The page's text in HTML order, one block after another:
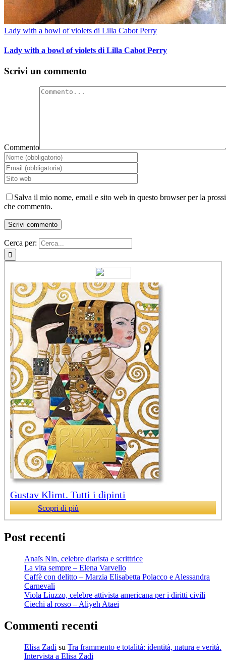
Lady with a bowl of violets di Lilla Cabot Perry
Lady with a bowl of violets di Lilla Cabot Perry
Scrivi un commento
Commento
Salva il mio nome, email e sito web in questo browser per la
che commento.
Cerca per:
Gustav Klimt. Tutti i dipinti
Scopri di più
Post recenti
Anaïs Nin, celebre diarista e scrittrice
La vita sempre – Elena Varvello
Caffè con delitto – Marzia Elisabetta Polacco e Alessandra
Carnevali
Viola Liuzzo, celebre attivista americana per i diritti civili
Ciechi al rosso – Aliyeh Ataei
Commenti recenti
Elisa Zadi su Tra frammento e totalità: identità, natura e verità.
Intervista a Elisa Zadi